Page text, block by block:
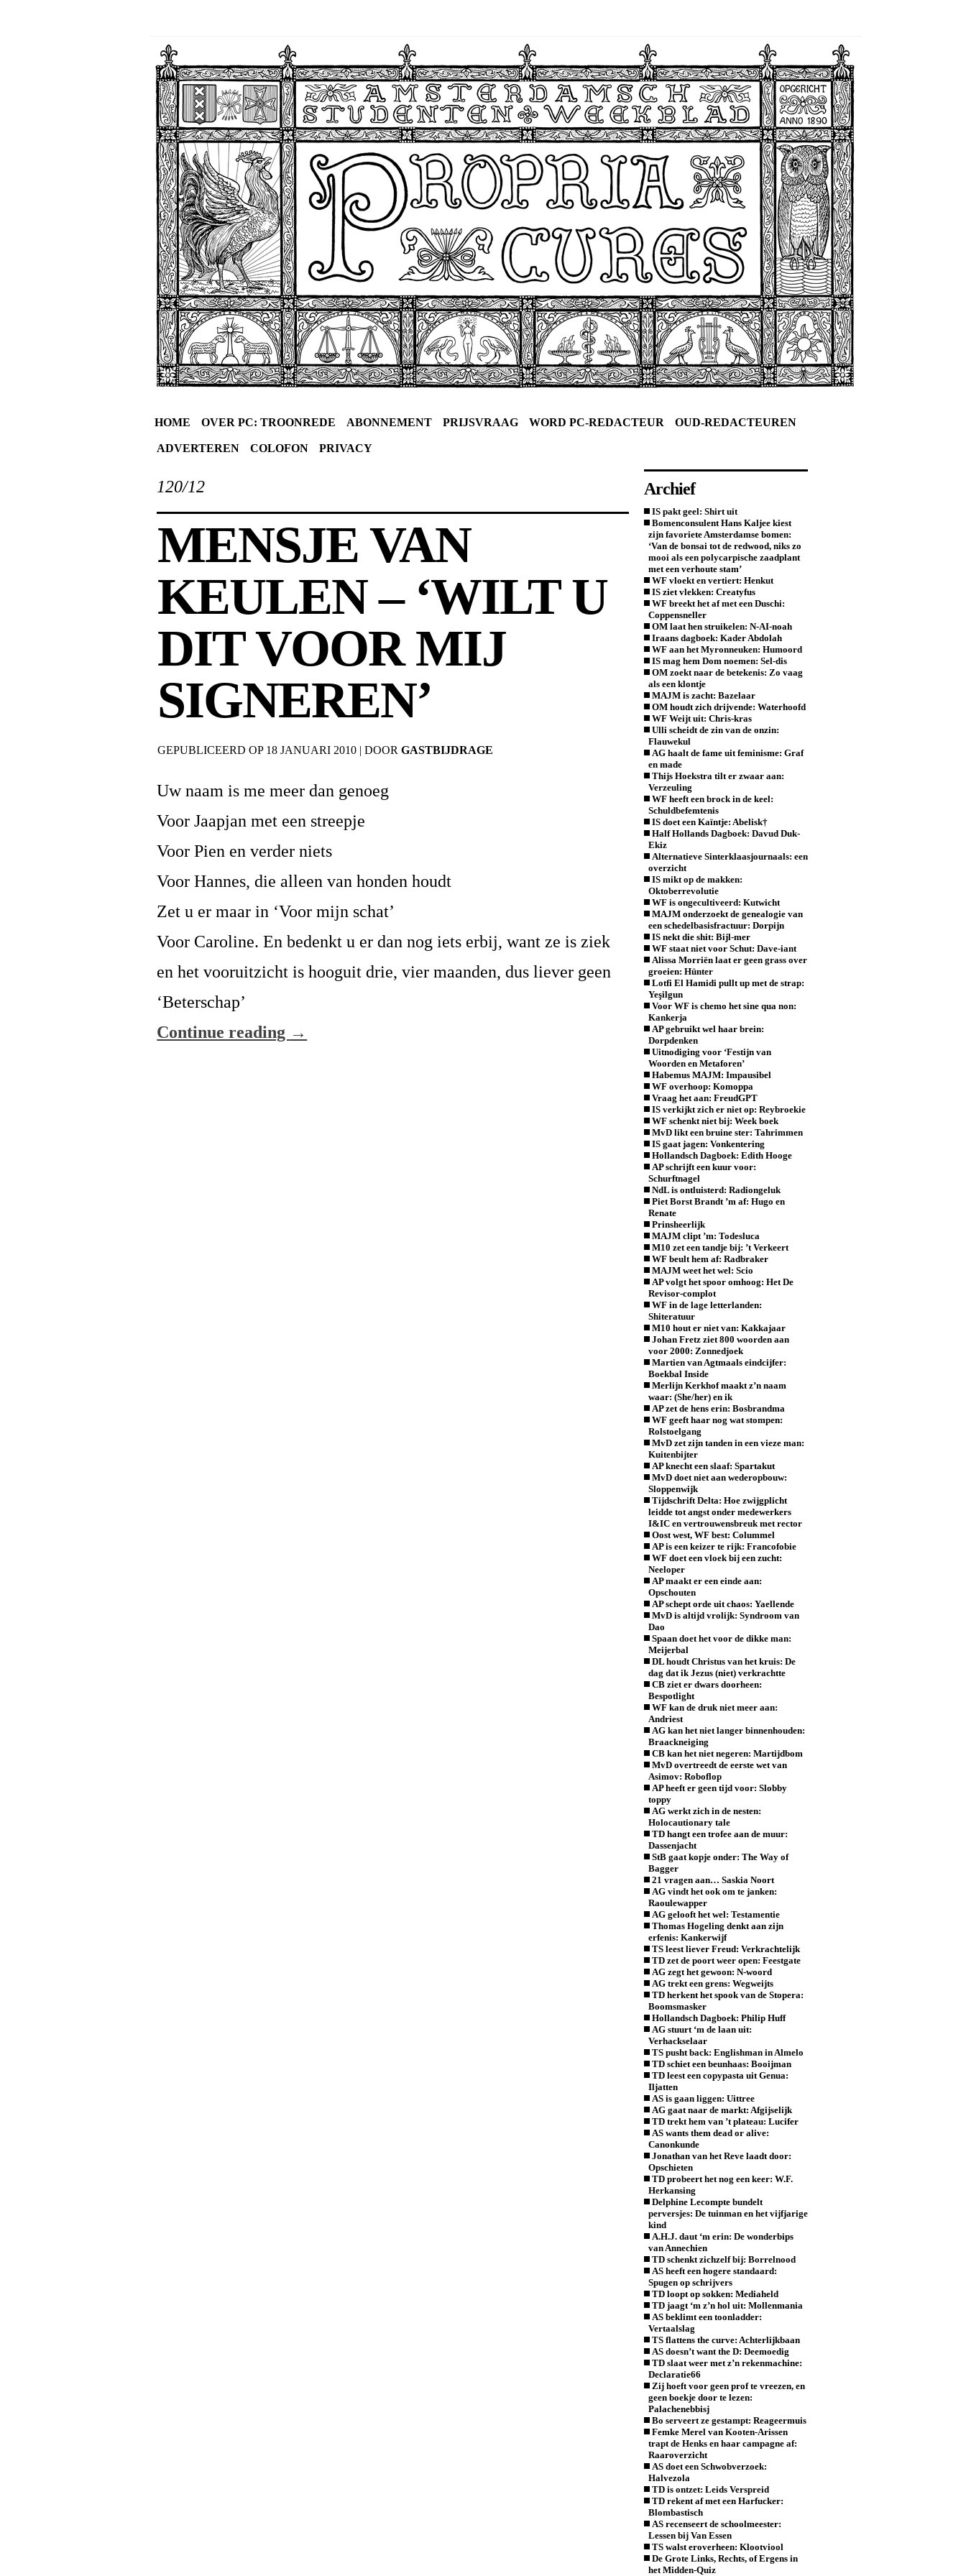
HOME OVER PC: TROONREDE ABONNEMENT PRIJSVRAAG WORD PC-REDACTEUR OUD-REDACTEUREN
ADVERTEREN COLOFON PRIVACY
120/12
MENSJE VAN
KEULEN – ‘WILT U
DIT VOOR MIJ
SIGNEREN’
GEPUBLICEERD OP 18 JANUARI 2010 |DOOR GASTBIJDRAGE
Uw naam is me meer dan genoeg
Voor Jaapjan met een streepje
Voor Pien en verder niets
Voor Hannes, die alleen van honden houdt
Zet u er maar in ‘Voor mijn schat’
Voor Caroline. En bedenkt u er dan nog iets erbij, want ze is ziek
en het vooruitzicht is hooguit drie, vier maanden, dus liever geen
‘Beterschap’
Continue reading →
Archief
IS pakt geel: Shirt uit
Bomenconsulent Hans Kaljee kiest
zijn favoriete Amsterdamse bomen:
‘Van de bonsai tot de redwood, niks zo
mooi als een polycarpische zaadplant
met een verhoute stam’
WF vloekt en vertiert: Henkut
IS ziet vlekken: Creatyfus
WF breekt het af met een Duschi:
Coppensneller
OM laat hen struikelen: N-AI-noah
Iraans dagboek: Kader Abdolah
WF aan het Myronneuken: Humoord
IS mag hem Dom noemen: Sel-dis
OM zoekt naar de betekenis: Zo vaag
als een klontje
MAJM is zacht: Bazelaar
OM houdt zich drijvende: Waterhoofd
WF Weijt uit: Chris-kras
Ulli scheidt de zin van de onzin:
Flauwekul
AG haalt de fame uit feminisme: Graf
en made
Thijs Hoekstra tilt er zwaar aan:
Verzeuling
WF heeft een brock in de keel:
Schuldbefemtenis
IS doet een Kaïntje: Abelisk†
Half Hollands Dagboek: Davud Duk-
Ekiz
Alternatieve Sinterklaasjournaals: een
overzicht
IS mikt op de makken:
Oktoberrevolutie
WF is ongecultiveerd: Kutwicht
MAJM onderzoekt de genealogie van
een schedelbasisfractuur: Dorpijn
IS nekt die shit: Bijl-mer
WF staat niet voor Schut: Dave-iant
Alissa Morriën laat er geen grass over
groeien: Hünter
Lotfi El Hamidi pullt up met de strap:
Yeşilgun
Voor WF is chemo het sine qua non:
Kankerja
AP gebruikt wel haar brein:
Dorpdenken
Uitnodiging voor ‘Festijn van
Woorden en Metaforen’
Habemus MAJM: Impausibel
WF overhoop: Komoppa
Vraag het aan: FreudGPT
IS verkijkt zich er niet op: Reybroekie
WF schenkt niet bij: Week boek
MvD likt een bruine ster: Tahrimmen
IS gaat jagen: Vonkentering
Hollandsch Dagboek: Edith Hooge
AP schrijft een kuur voor:
Schurftnagel
NdL is ontluisterd: Radiongeluk
Piet Borst Brandt ’m af: Hugo en
Renate
Prinsheerlijk
MAJM clipt ’m: Todesluca
M10 zet een tandje bij: ’t Verkeert
WF beult hem af: Radbraker
MAJM weet het wel: Scio
AP volgt het spoor omhoog: Het De
Revisor-complot
WF in de lage letterlanden:
Shiteratuur
M10 hout er niet van: Kakkajaar
Johan Fretz ziet 800 woorden aan
voor 2000: Zonnedjoek
Martien van Agtmaals eindcijfer:
Boekbal Inside
Merlijn Kerkhof maakt z’n naam
waar: (She/her) en ik
AP zet de hens erin: Bosbrandma
WF geeft haar nog wat stompen:
Rolstoelgang
MvD zet zijn tanden in een vieze man:
Kuitenbijter
AP knecht een slaaf: Spartakut
MvD doet niet aan wederopbouw:
Sloppenwijk
Tijdschrift Delta: Hoe zwijgplicht
leidde tot angst onder medewerkers
I&IC en vertrouwensbreuk met rector
Oost west, WF best: Colummel
AP is een keizer te rijk: Francofobie
WF doet een vloek bij een zucht:
Neeloper
AP maakt er een einde aan:
Opschouten
AP schept orde uit chaos: Yaellende
MvD is altijd vrolijk: Syndroom van
Dao
Spaan doet het voor de dikke man:
Meijerbal
DL houdt Christus van het kruis: De
dag dat ik Jezus (niet) verkrachtte
CB ziet er dwars doorheen:
Bespotlight
WF kan de druk niet meer aan:
Andriest
AG kan het niet langer binnenhouden:
Braackneiging
CB kan het niet negeren: Martijdbom
MvD overtreedt de eerste wet van
Asimov: Roboflop
AP heeft er geen tijd voor: Slobby
toppy
AG werkt zich in de nesten:
Holocautionary tale
TD hangt een trofee aan de muur:
Dassenjacht
StB gaat kopje onder: The Way of
Bagger
21 vragen aan… Saskia Noort
AG vindt het ook om te janken:
Raoulewapper
AG gelooft het wel: Testamentie
Thomas Hogeling denkt aan zijn
erfenis: Kankerwijf
TS leest liever Freud: Verkrachtelijk
TD zet de poort weer open: Feestgate
AG zegt het gewoon: N-woord
AG trekt een grens: Wegweijts
TD herkent het spook van de Stopera:
Boomsmasker
Hollandsch Dagboek: Philip Huff
AG stuurt ‘m de laan uit:
Verhackselaar
TS pusht back: Englishman in Almelo
TD schiet een beunhaas: Booijman
TD leest een copypasta uit Genua:
Iljatten
AS is gaan liggen: Uittree
AG gaat naar de markt: Afgijselijk
TD trekt hem van ’t plateau: Lucifer
AS wants them dead or alive:
Canonkunde
Jonathan van het Reve laadt door:
Opschieten
TD probeert het nog een keer: W.F.
Herkansing
Delphine Lecompte bundelt
perversjes: De tuinman en het vijfjarige
kind
A.H.J. daut ‘m erin: De wonderbips
van Annechien
TD schenkt zichzelf bij: Borrelnood
AS heeft een hogere standaard:
Spugen op schrijvers
TD loopt op sokken: Mediaheld
TD jaagt ‘m z’n hol uit: Mollenmania
AS beklimt een toonladder:
Vertaalslag
TS flattens the curve: Achterlijkbaan
AS doesn’t want the D: Deemoedig
TD slaat weer met z’n rekenmachine:
Declaratie66
Zij hoeft voor geen prof te vreezen, en
geen boekje door te lezen:
Palachenebbisj
Bo serveert ze gestampt: Reageermuis
Femke Merel van Kooten-Arissen
trapt de Henks en haar campagne af:
Raaroverzicht
AS doet een Schwobverzoek:
Halvezola
TD is ontzet: Leids Verspreid
TD rekent af met een Harfucker:
Blombastisch
AS recenseert de schoolmeester:
Lessen bij Van Essen
TS walst eroverheen: Klootviool
De Grote Links, Rechts, of Ergens in
het Midden-Quiz